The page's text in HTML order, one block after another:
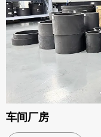
车间厂房